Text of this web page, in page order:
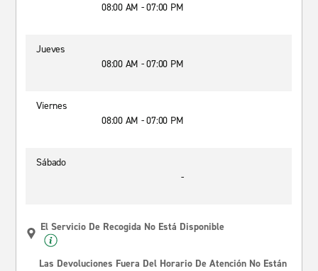
08:00 AM - 07:00 PM
Jueves
08:00 AM - 07:00 PM
Viernes
08:00 AM - 07:00 PM
Sábado
-
El Servicio De Recogida No Está Disponible
Las Devoluciones Fuera Del Horario De Atención No Están